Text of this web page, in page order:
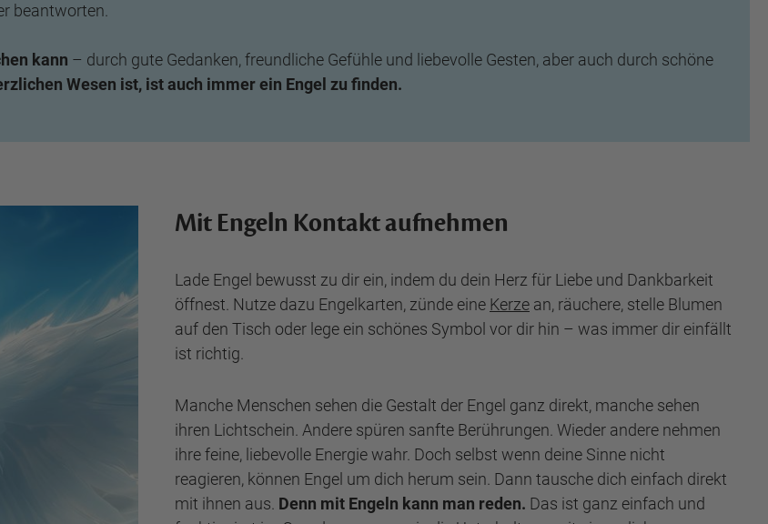
beantworten.
kann – durch gute Gedanken, freundliche Gefühle und liebevolle Gesten, aber auch durch schöne
Wesen ist, ist auch immer ein Engel zu finden.
Mit Engeln Kontakt aufnehmen
Lade Engel bewusst zu dir ein, indem du dein Herz für Liebe und Dankbarkeit
öffnest. Nutze dazu Engelkarten, zünde eine Kerze an, räuchere, stelle Blumen
auf den Tisch oder lege ein schönes Symbol vor dir hin – was immer dir einfällt
ist richtig.
Manche Menschen sehen die Gestalt der Engel ganz direkt, manche sehen
ihren Lichtschein. Andere spüren sanfte Berührungen. Wieder andere nehmen
ihre feine, liebevolle Energie wahr. Doch selbst wenn deine Sinne nicht
reagieren, können Engel um dich herum sein. Dann tausche dich einfach direkt
mit ihnen aus. Denn mit Engeln kann man reden. Das ist ganz einfach und